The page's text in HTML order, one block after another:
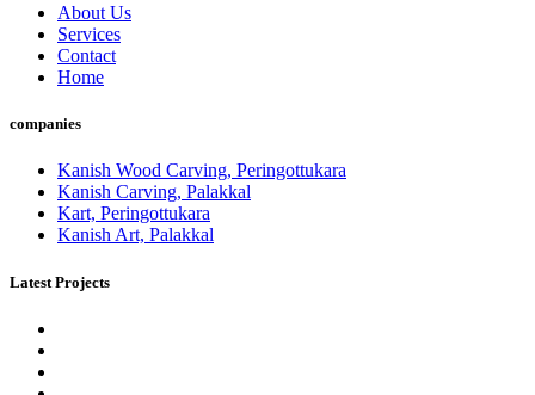
About Us
Services
Contact
Home
companies
Kanish Wood Carving, Peringottukara
Kanish Carving, Palakkal
Kart, Peringottukara
Kanish Art, Palakkal
Latest Projects